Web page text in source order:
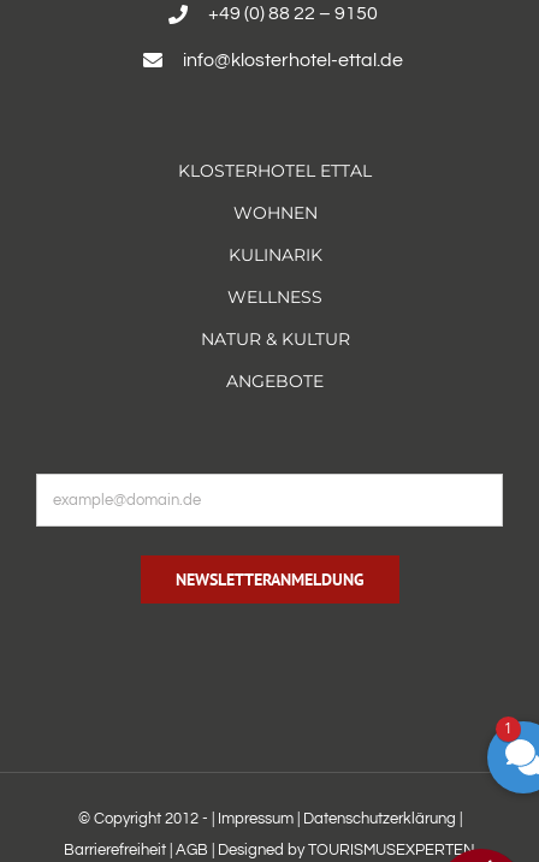
+49 (0) 88 22 – 9150
info@klosterhotel-ettal.de
KLOSTERHOTEL ETTAL
WOHNEN
KULINARIK
WELLNESS
NATUR & KULTUR
ANGEBOTE
NEWSLETTERANMELDUNG
© Copyright 2012 - Impressum| Datenschutzerklärung
Barrierefreiheit AGB Designed by TOURISMUSEXPERTEN
1